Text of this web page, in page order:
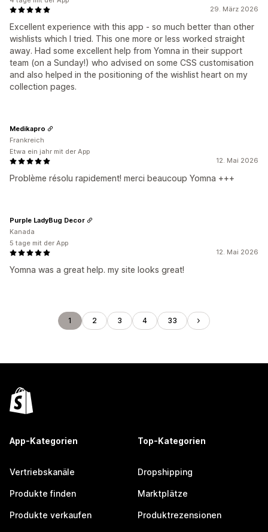
29. März 2026
Excellent experience with this app - so much better than other
wishlists which I tried. This one more or less worked straight
away. Had some excellent help from Yomna in their support
team (on a Sunday!) who advised on some CSS customisation
and also helped in the positioning of the wishlist heart on my
collection pages.
12. Mai 2026
Problème résolu rapidement! merci beaucoup Yomna +++
Medikapro
Frankreich
Etwa ein jahr mit der App
12. Mai 2026
Yomna was a great help. my site looks great!
Purple LadyBug Decor
Kanada
5 tage mit der App
1 2 3 4 33
App-Kategorien
Vertriebskanäle
Produkte finden
Produkte verkaufen
Top-Kategorien
Dropshipping
Marktplätze
Produktrezensionen